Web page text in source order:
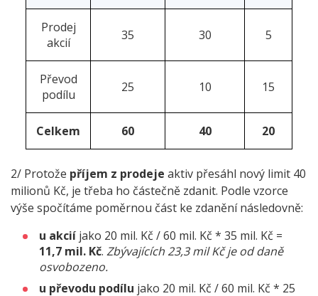
Prodej
akcií
35 30 5
Převod
podílu
25 10 15
Celkem 60 40 20
2/ Protože příjem z prodeje aktiv přesáhl nový limit 40
milionů Kč, je třeba ho částečně zdanit. Podle vzorce
výše spočítáme poměrnou část ke zdanění následovně:
u akcií jako 20 mil. Kč / 60 mil. Kč * 35 mil. Kč =
11,7 mil. Kč. Zbývajících 23,3 mil Kč je od daně
osvobozeno.
u převodu podílu jako 20 mil. Kč / 60 mil. Kč * 25